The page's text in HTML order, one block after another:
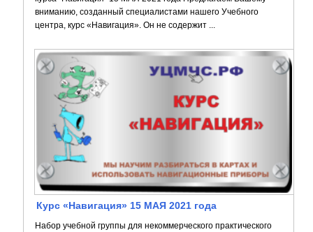
вниманию, созданный специалистами нашего Учебного
центра, курс «Навигация». Он не содержит ...
Курс «Навигация» 15 МАЯ 2021 года
Набор учебной группы для некоммерческого практического